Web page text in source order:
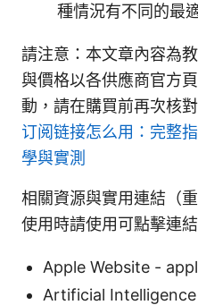
種情況有不同的最
請注意：本文章內容為
與價格以各供應商官方
動，請在購買前再次核
订阅链接怎么用：完整
學與實測
相關資源與實用連結（
使用時請使用可點擊連結
Apple Website -
Artificial